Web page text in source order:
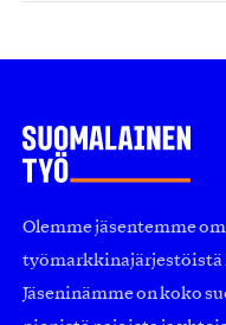
Olemme jäsentemme
Jäseninämme on koko